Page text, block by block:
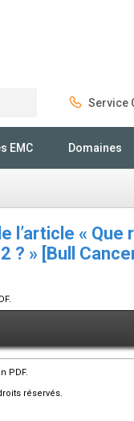
Service
EMC Domaines
l’article «
? » [Bull
PDF.
réservés.